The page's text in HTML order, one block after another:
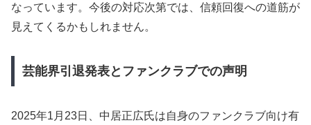
なっています。今後の対応次第では、信頼回復への道筋が
見えてくるかもしれません。
芸能界引退発表とファンクラブでの声明
2025年1月23日、中居正広氏は自身のファンクラブ向け有